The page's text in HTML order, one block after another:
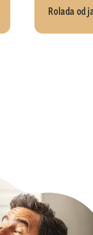
Rolada od